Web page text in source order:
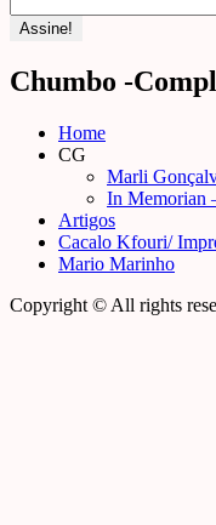
Chumbo -
Home
CG
Marli
In Memorian
Artigos
Cacalo Kfouri/
Mario Marinho
Copyright © All rights